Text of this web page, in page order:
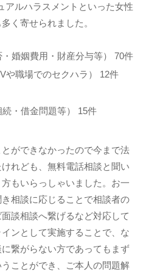
アルハラスメントといった女性
く寄せられました。
婚姻費用・財産分与等） 70件
や職場でのセクハラ） 12件
・借金問題等） 15件
ができなかったので今まで法
れども、無料電話相談と聞い
もいらっしゃいました。お一
相談に応じることで相談者の
談相談へ繋げるなど対応して
ンとして実施することで、な
繋がらない方であってもまず
ことができ、ご本人の問題解